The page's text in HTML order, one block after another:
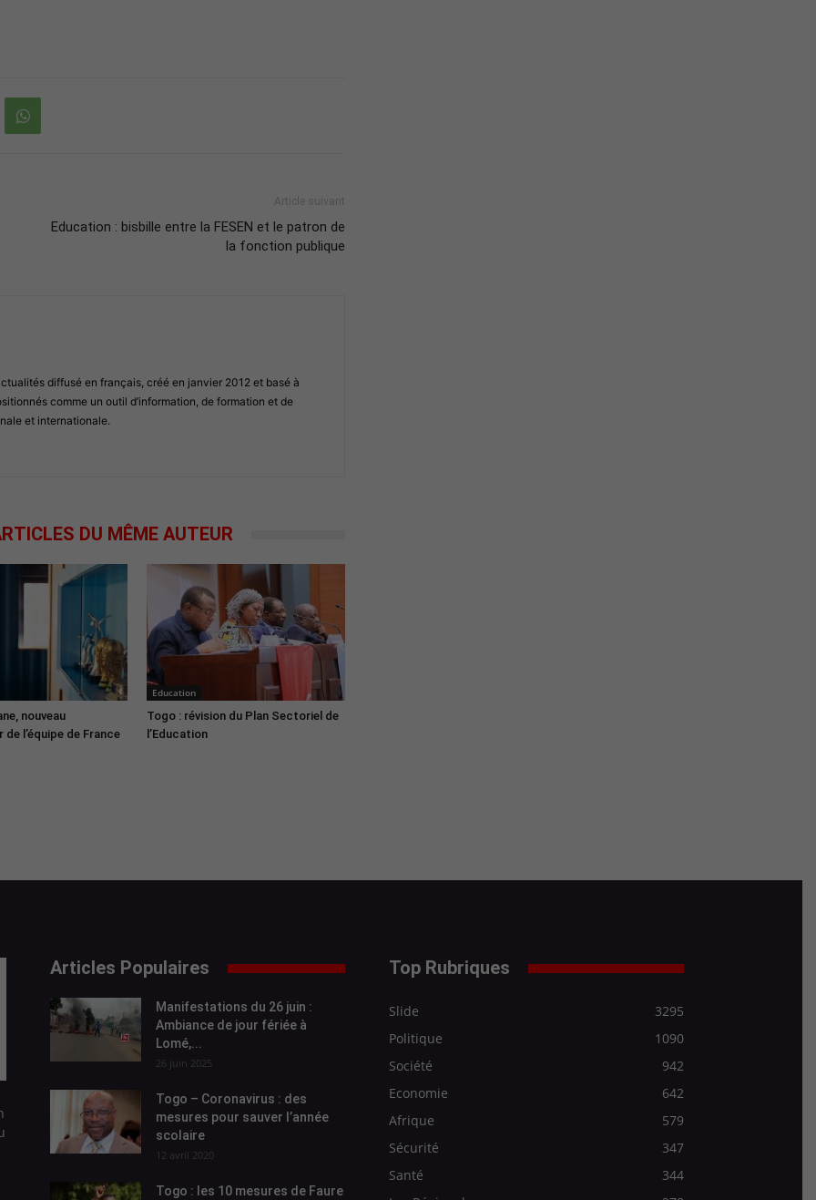
Article suivant
Education : bisbille entre la FESEN et le patron de
la fonction publique
diffusé en français, créé en janvier 2012 et basé à
comme un outil d’information, de formation et de
et internationale.
DU MÊME AUTEUR
nouveau
l’équipe de France
Education
Togo : révision du Plan Sectoriel de
l’Education
Articles Populaires
Manifestations du 26 juin :
Ambiance de jour fériée à
Lomé,...
26 juin 2025
Togo – Coronavirus : des
mesures pour sauver l’année
scolaire
12 avril 2020
Togo : les 10 mesures de Faure
Top Rubriques
Slide
3295
Politique
1090
Société
942
Economie
642
Afrique
579
Sécurité
347
Santé
344